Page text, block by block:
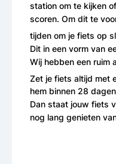
station om te kijken
scoren. Om dit te
tijden om je fiets op
Dit in een vorm van
Wij hebben een ruim
Zet je fiets altijd met
hem binnen 28
Dan staat jouw fiets
nog lang genieten